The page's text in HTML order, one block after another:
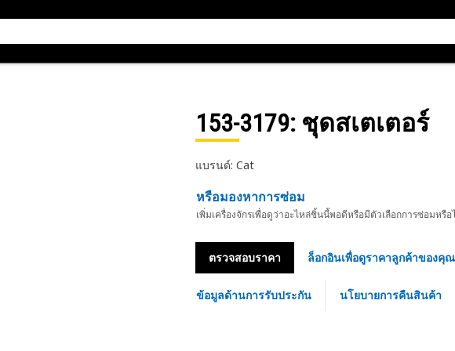
153-3179: ชุดสเตเตอร์
แบรนด์: Cat
หรือมองหาการซ่อม
เพิ่มเครื่องจักรเพื่อดูว่าอะไหล่ชิ้นนี้พอดีหรือมีตัวเลือกการซ่อมหรือ
ตรวจสอบราคา ล็อกอินเพื่อดูราคาลูกค้าของคุณ
ข้อมูลด้านการรับประกัน นโยบายการคืนสินค้า